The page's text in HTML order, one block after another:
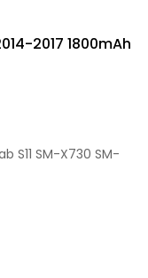
2017 1800mAh